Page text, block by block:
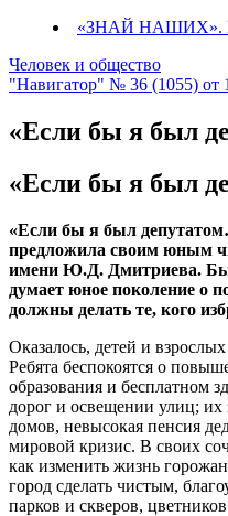
«ЗНАЙ
Человек и общество
"Навигатор" № 36 (1055) от
«Если бы я был
«Если бы я был
«Если бы я был
предложила своим юным
имени Ю.Д. Дмитриева.
думает юное поколение о
должны делать те, кого
Оказалось, детей и
Ребята беспокоятся о
образования и бесплатном
дорог и освещении улиц; их
домов, невысокая пенсия
мировой кризис. В своих
как изменить жизнь
город сделать чистым,
парков и скверов,